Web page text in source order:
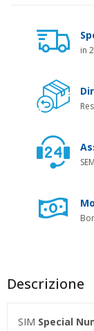
in
Descrizione
SIM Special